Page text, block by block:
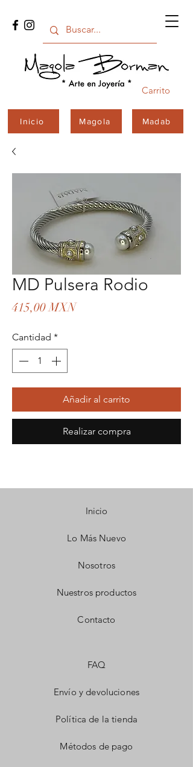
Carrito
Inicio Magola Madab
MD Pulsera Rodio
415,00 MXNPrecio
Cantidad *
Añadir al carrito
Realizar compra
Inicio
Lo Más Nuevo
Nosotros
Nuestros productos
Contacto
FAQ
Envío y devoluciones
Política de la tienda
Métodos de pago